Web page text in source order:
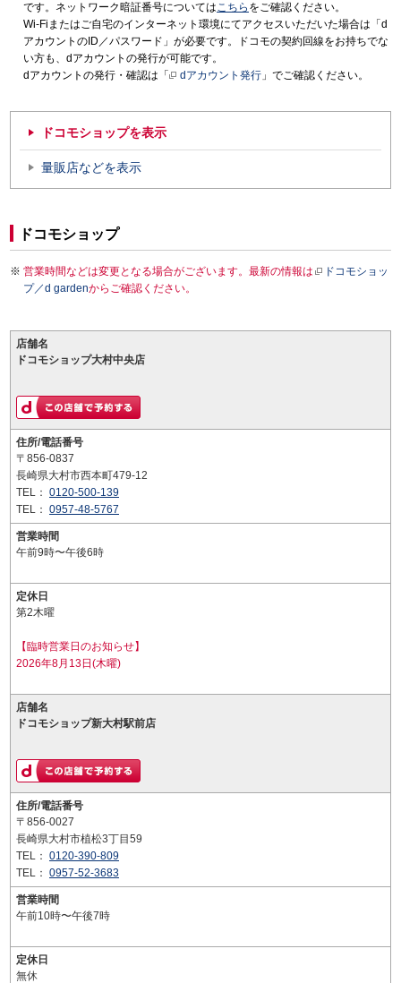
です。ネットワーク暗証番号についてはこちら をご確認ください。
Wi-Fiまたはご自宅のインターネット環境にてアクセスいただいた場合は「d
アカウントのID／パスワード」が必要です。ドコモの契約回線をお持ちでな
い方も、dアカウントの発行が可能です。
dアカウントの発行・確認は「
dアカウント発行 」でご確認ください。
ドコモショップを表示
量販店などを表示
ドコモショップ
営業時間などは変更となる場合がございます。最新の情報は
ドコモショッ
プ／d gardenからご確認ください。
店舗名
ドコモショップ大村中央店
住所/電話番号
〒856-0837
長崎県大村市西本町479-12
TEL： 0120-500-139
TEL： 0957-48-5767
営業時間
午前9時〜午後6時
定休日
第2木曜
【臨時営業日のお知らせ】
2026年8月13日(木曜)
店舗名
ドコモショップ新大村駅前店
住所/電話番号
〒856-0027
長崎県大村市植松3丁目59
TEL： 0120-390-809
TEL： 0957-52-3683
営業時間
午前10時〜午後7時
定休日
無休